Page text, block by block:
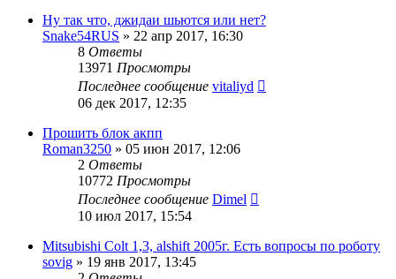
Ну так что, джидаи шьются или нет?
Snake54RUS » 22 апр 2017, 16:30
8 Ответы
13971 Просмотры
Последнее сообщение vitaliyd
06 дек 2017, 12:35
Прошить блок акпп
Roman3250 » 05 июн 2017, 12:06
2 Ответы
10772 Просмотры
Последнее сообщение Dimel
10 июл 2017, 15:54
Mitsubishi Colt 1,3, alshift 2005г. Есть вопросы по роботу
sovig » 19 янв 2017, 13:45